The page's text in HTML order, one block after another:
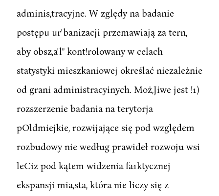
adminis,tracyjne. W zględy na badanie
postępu ur'banizacji przemawiają za tern,
aby obsz,a'l" kont!rolowany w celach
statystyki mieszkaniowej określać niezależnie
od grani administracyinych. Moż,Jiwe jest !1)
rozszerzenie badania na terytorja
pOldmiejkie, rozwijające się pod względem
rozbudowy nie według prawideł rozwoju wsi
leCiz pod kątem widzenia fa1ktycznej
ekspansji mia,sta, która nie liczy się z